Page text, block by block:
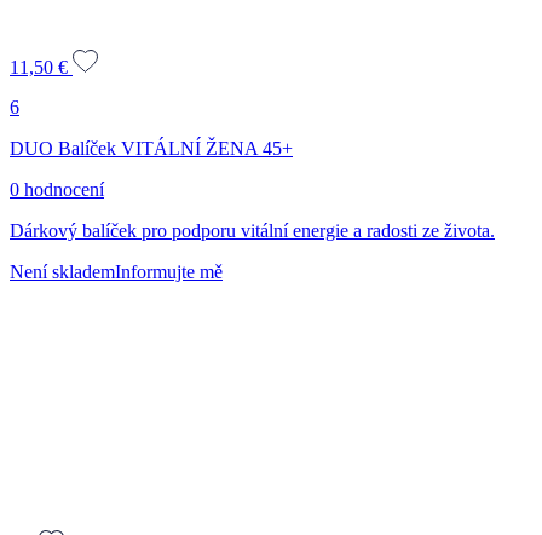
11,50 €
6
DUO Balíček VITÁLNÍ ŽENA 45+
0 hodnocení
Dárkový balíček pro podporu vitální energie a radosti ze života.
Není sklademInformujte mě